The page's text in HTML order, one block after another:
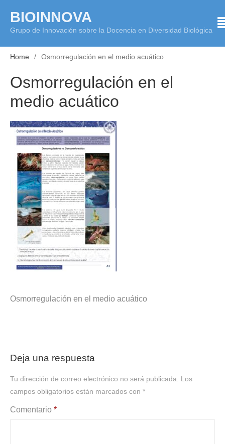
content
BIOINNOVA
Grupo de Innovación sobre la Docencia en Diversidad Biológica
Home Osmorregulación en el medio acuático
Osmorregulación en el
medio acuático
Osmorregulación en el medio acuático
Deja una respuesta
Tu dirección de correo electrónico no será publicada. Los
campos obligatorios están marcados con *
Comentario *